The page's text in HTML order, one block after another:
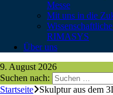
Messe
Mit uns in die
RIMASYS
Über uns
9. August 2026
Suchen nach:
Startseite
Skulptur aus dem